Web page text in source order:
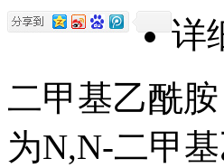
详
二甲基乙酰
为N,N-二甲